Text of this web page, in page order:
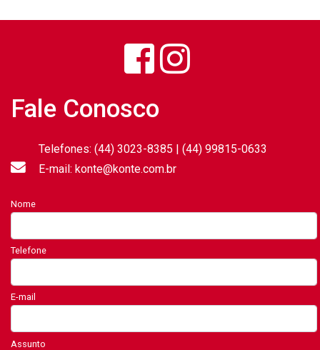
Fale Conosco
Telefones: (44) 3023-8385 | (44) 99815-0633
E-mail: konte@konte.com.br
Nome
Telefone
E-mail
Assunto